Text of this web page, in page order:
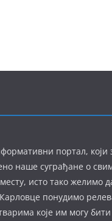
портал,
наше суграђане о
исто тако желимо
понудимо
које им могу